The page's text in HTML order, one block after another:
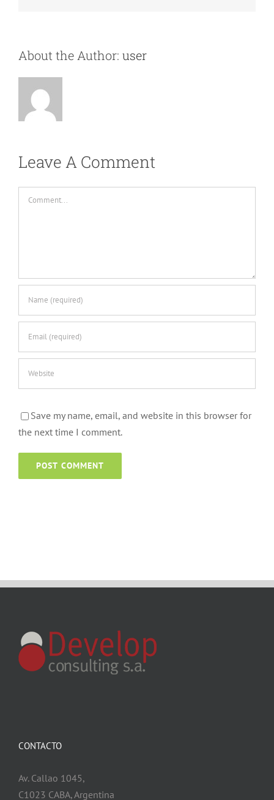
About the Author: user
Leave A Comment
Save my name, email, and website in this browser for
the next time I comment.
CONTACTO
Av. Callao 1045,
C1023 CABA, Argentina